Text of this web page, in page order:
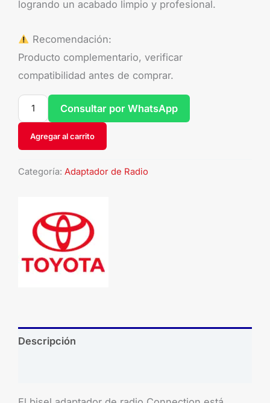
logrando un acabado limpio y profesional.
Recomendación:
Producto complementario, verificar
compatibilidad antes de comprar.
Agregar al carrito
Consultar por WhatsApp
Categoría: Adaptador de Radio
Descripción